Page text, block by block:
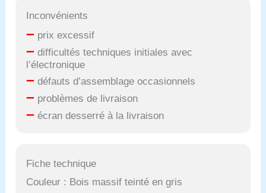
Inconvénients
– prix excessif
– difficultés techniques initiales avec
l’électronique
– défauts d’assemblage occasionnels
– problèmes de livraison
– écran desserré à la livraison
Fiche technique
Couleur : Bois massif teinté en gris